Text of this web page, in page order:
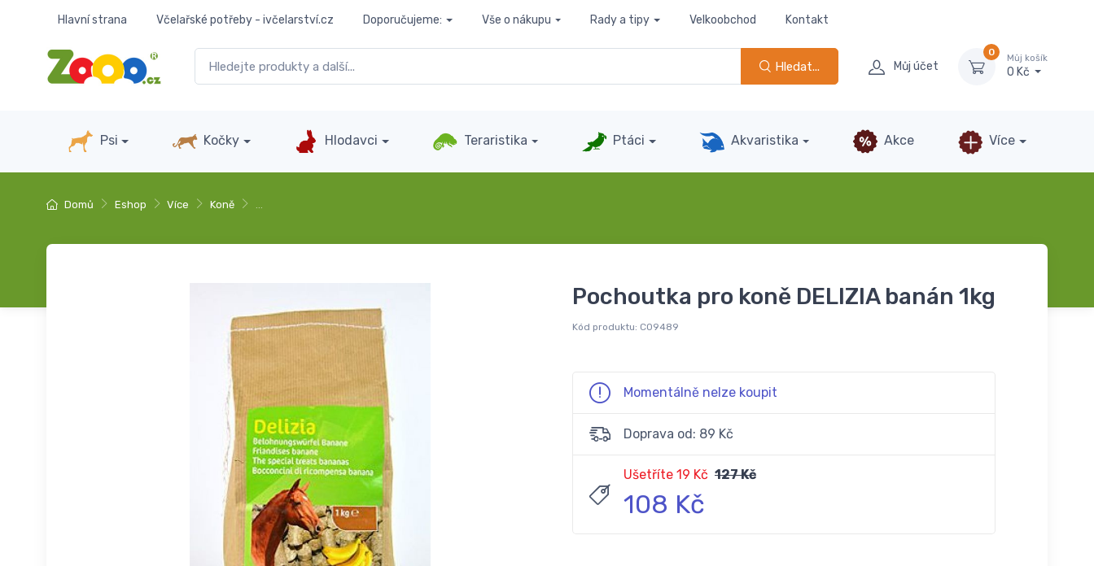
Hlavní strana Včelařské potřeby - ivčelarství.cz Doporučujeme: Vše o nákupu Rady a tipy Velkoobchod Kontakt
Hledat... Můj účet
0
Můj košík
0 Kč
Psi Kočky Hlodavci Teraristika Ptáci Akvaristika Akce Více
Domů Eshop Více Koně …
Pochoutka pro koně DELIZIA banán 1kg
Kód produktu: C09489
Momentálně nelze koupit
Doprava od: 89 Kč
Ušetříte 19 Kč 127 Kč
108 Kč